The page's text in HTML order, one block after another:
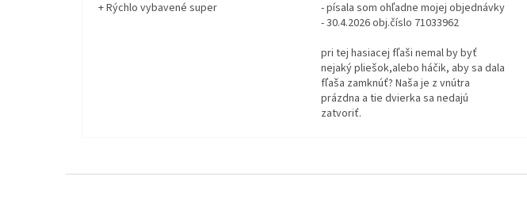
+ Rýchlo vybavené super
- písala som ohľadne mojej objednávky
- 30.4.2026 obj.číslo 71033962
pri tej hasiacej fľaši nemal by byť
nejaký pliešok,alebo háčik, aby sa dala
fľaša zamknúť? Naša je z vnútra
prázdna a tie dvierka sa nedajú
zatvoriť.